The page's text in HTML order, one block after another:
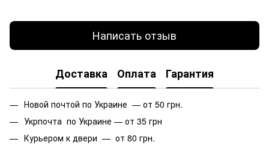
Написать отзыв
Доставка Оплата Гарантия
Новой почтой по Украине — от 50 грн.
Укрпочта по Украине — от 35 грн
Курьером к двери — от 80 грн.